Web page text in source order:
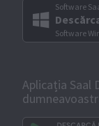
Software
Software
Aplicația Saal